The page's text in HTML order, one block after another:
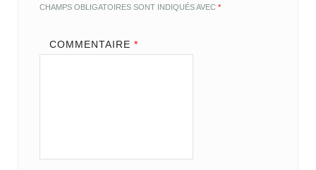
CHAMPS OBLIGATOIRES SONT INDIQUÉS AVEC*
COMMENTAIRE *